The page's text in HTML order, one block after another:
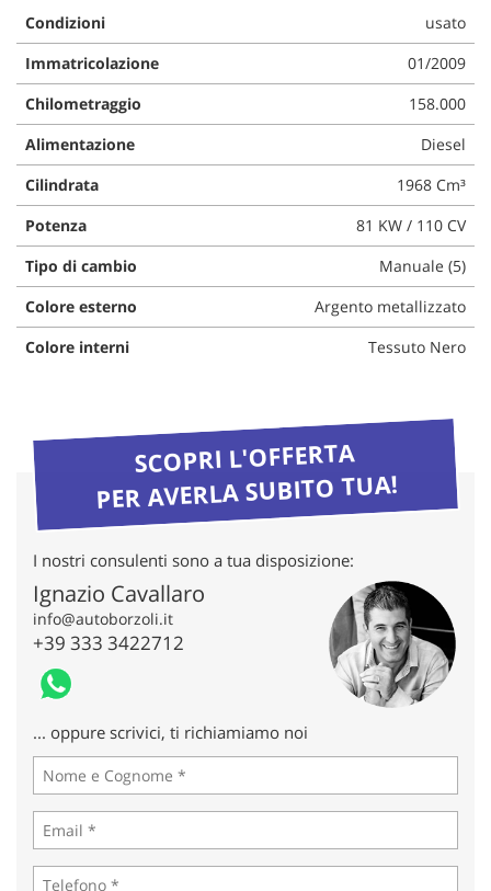
Condizioni
usato
Immatricolazione
01/2009
Chilometraggio
158.000
Alimentazione
Diesel
Cilindrata
1968 Cm³
Potenza
81 KW / 110 CV
Tipo di cambio
Manuale (5)
Colore esterno
Argento metallizzato
Colore interni
Tessuto Nero
SCOPRI L'OFFERTA
PER AVERLA SUBITO TUA!
I nostri consulenti sono a tua disposizione:
Ignazio Cavallaro
info@autoborzoli.it
+39 333 3422712
... oppure scrivici, ti richiamiamo noi
questi
strumenti
di
tracciamento
si
rimanda
alla
cookie
policy.
Puoi
rivedere
e
modificare
le
tue
scelte
Cookie necessari
Cookie delle preferenze
Cookie per il miglioramento dell'esperienza utente
Cookie analitici
Cookie di marketing
Leggi